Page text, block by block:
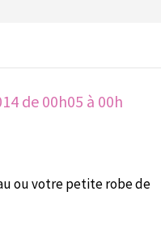
de 00h05 à 00h
ou votre petite robe de